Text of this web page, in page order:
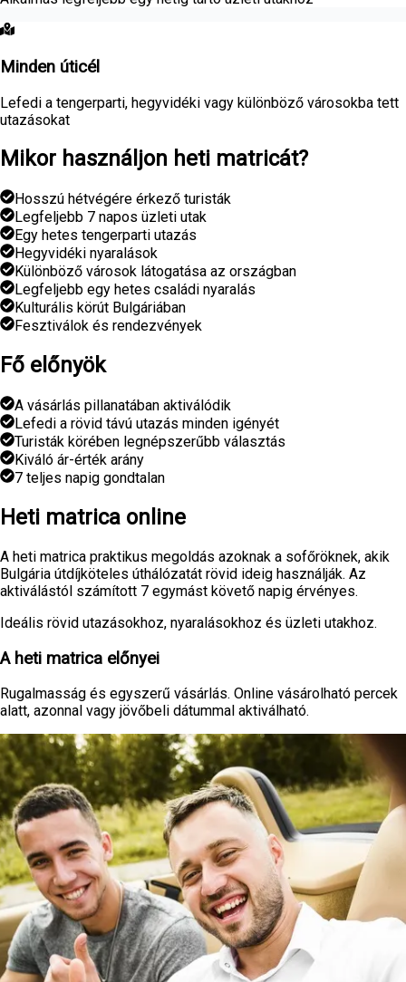
Minden úticél
Lefedi a tengerparti, hegyvidéki vagy különböző városokba tett
utazásokat
Mikor használjon heti matricát?
Hosszú hétvégére érkező turisták
Legfeljebb 7 napos üzleti utak
Egy hetes tengerparti utazás
Hegyvidéki nyaralások
Különböző városok látogatása az országban
Legfeljebb egy hetes családi nyaralás
Kulturális körút Bulgáriában
Fesztiválok és rendezvények
Fő előnyök
A vásárlás pillanatában aktiválódik
Lefedi a rövid távú utazás minden igényét
Turisták körében legnépszerűbb választás
Kiváló ár-érték arány
7 teljes napig gondtalan
Heti matrica online
A heti matrica praktikus megoldás azoknak a sofőröknek, akik
Bulgária útdíjköteles úthálózatát rövid ideig használják. Az
aktiválástól számított 7 egymást követő napig érvényes.
Ideális rövid utazásokhoz, nyaralásokhoz és üzleti utakhoz.
A heti matrica előnyei
Rugalmasság és egyszerű vásárlás. Online vásárolható percek
alatt, azonnal vagy jövőbeli dátummal aktiválható.